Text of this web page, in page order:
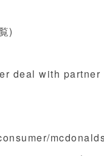
)
deal with partner